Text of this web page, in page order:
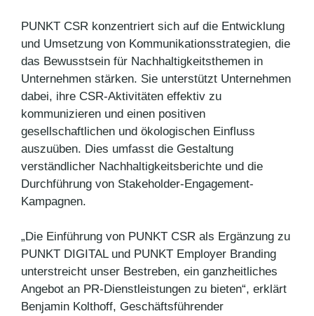
PUNKT CSR konzentriert sich auf die Entwicklung
und Umsetzung von Kommunikationsstrategien, die
das Bewusstsein für Nachhaltigkeitsthemen in
Unternehmen stärken. Sie unterstützt Unternehmen
dabei, ihre CSR-Aktivitäten effektiv zu
kommunizieren und einen positiven
gesellschaftlichen und ökologischen Einfluss
auszuüben. Dies umfasst die Gestaltung
verständlicher Nachhaltigkeitsberichte und die
Durchführung von Stakeholder-Engagement-
Kampagnen.
„Die Einführung von PUNKT CSR als Ergänzung zu
PUNKT DIGITAL und PUNKT Employer Branding
unterstreicht unser Bestreben, ein ganzheitliches
Angebot an PR-Dienstleistungen zu bieten“, erklärt
Benjamin Kolthoff, Geschäftsführender